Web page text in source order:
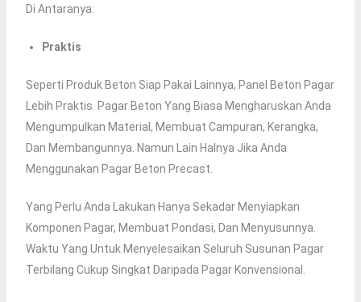
Di Antaranya:
Praktis
Seperti Produk Beton Siap Pakai Lainnya, Panel Beton Pagar
Lebih Praktis. Pagar Beton Yang Biasa Mengharuskan Anda
Mengumpulkan Material, Membuat Campuran, Kerangka,
Dan Membangunnya. Namun Lain Halnya Jika Anda
Menggunakan Pagar Beton Precast.
Yang Perlu Anda Lakukan Hanya Sekadar Menyiapkan
Komponen Pagar, Membuat Pondasi, Dan Menyusunnya.
Waktu Yang Untuk Menyelesaikan Seluruh Susunan Pagar
Terbilang Cukup Singkat Daripada Pagar Konvensional.